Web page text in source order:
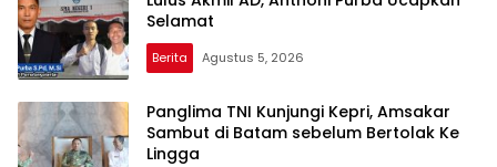
Selamat
Berita Agustus 5, 2026
Panglima TNI Kunjungi Kepri, Amsakar
Sambut di Batam sebelum Bertolak Ke
Lingga